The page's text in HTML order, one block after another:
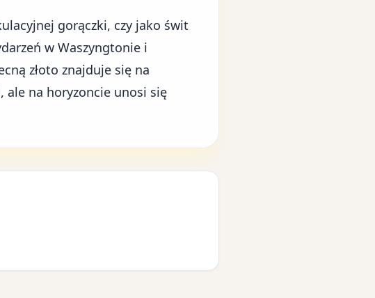
gorączki, czy jako świt
w Waszyngtonie i
złoto znajduje się na
ale na horyzoncie unosi się